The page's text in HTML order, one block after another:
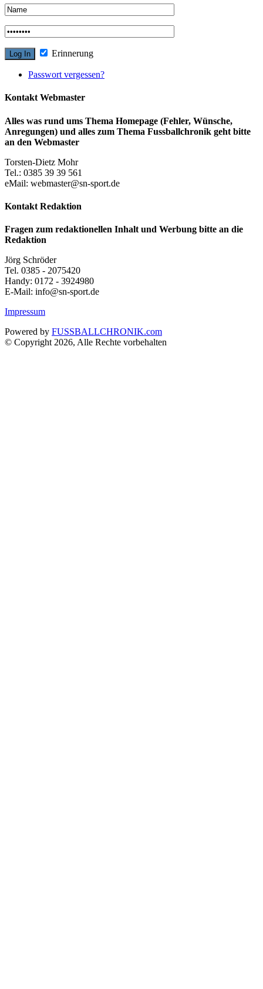
Erinnerung
Passwort vergessen?
Kontakt Webmaster
Alles was rund ums Thema Homepage (Fehler, Wünsche,
Anregungen) und alles zum Thema Fussballchronik geht bitte
an den Webmaster
Torsten-Dietz Mohr
Tel.: 0385 39 39 561
eMail: webmaster@sn-sport.de
Kontakt Redaktion
Fragen zum redaktionellen Inhalt und Werbung bitte an die
Redaktion
Jörg Schröder
Tel. 0385 - 2075420
Handy: 0172 - 3924980
E-Mail: info@sn-sport.de
Impressum
Powered by FUSSBALLCHRONIK.com
© Copyright 2026, Alle Rechte vorbehalten